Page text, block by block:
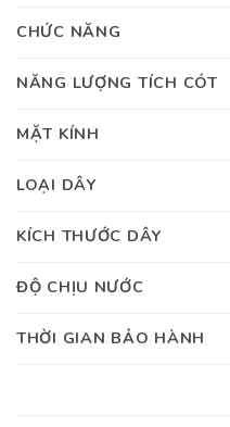
CHỨC NĂNG
NĂNG LƯỢNG TÍCH CÓT
MẶT KÍNH
LOẠI DÂY
KÍCH THƯỚC DÂY
ĐỘ CHỊU NƯỚC
THỜI GIAN BẢO HÀNH